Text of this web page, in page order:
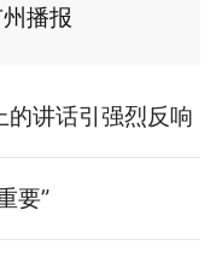
播报
的讲话引强烈反响
要”